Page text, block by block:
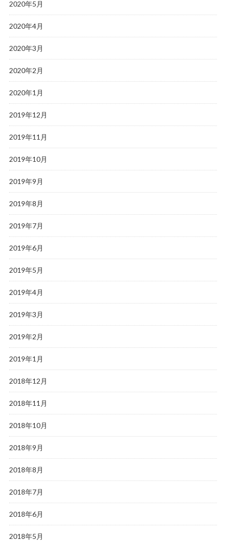
2020年5月
2020年4月
2020年3月
2020年2月
2020年1月
2019年12月
2019年11月
2019年10月
2019年9月
2019年8月
2019年7月
2019年6月
2019年5月
2019年4月
2019年3月
2019年2月
2019年1月
2018年12月
2018年11月
2018年10月
2018年9月
2018年8月
2018年7月
2018年6月
2018年5月